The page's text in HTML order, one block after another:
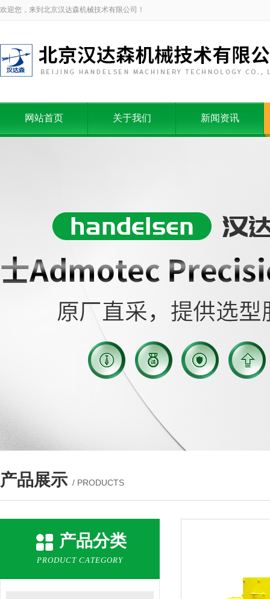
欢迎您，来到北京汉达森机械技术有限公司！
网站首页 关于我们 新闻资讯
产品展示 / PRODUCTS
产品分类
PRODUCT CATEGORY